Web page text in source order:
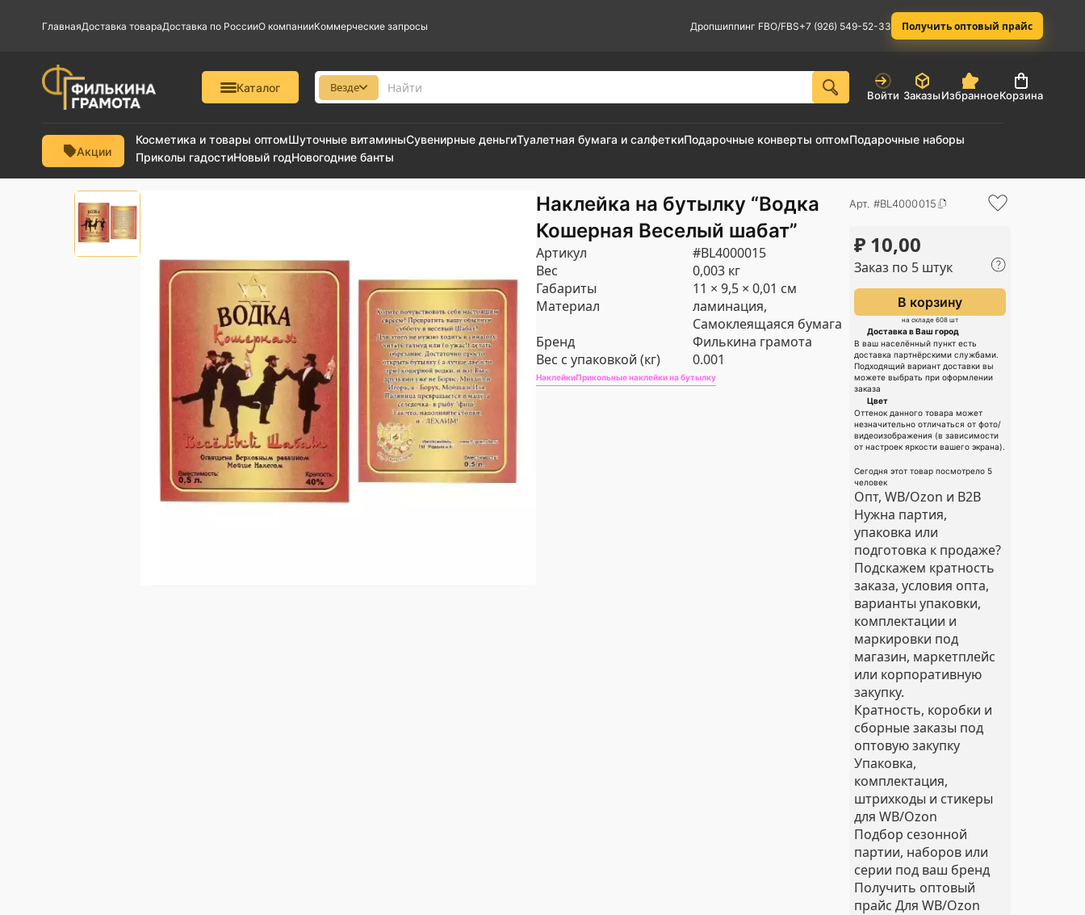
ГлавнаяДоставка товараДоставка по РоссииО компанииКоммерческие запросы Дропшиппинг FBO/FBS+7 (926) 549-52-33 Получить оптовый прайс
Каталог Везде
Войти ЗаказыИзбранноеКорзина
Акции
Косметика и товары оптомШуточные витаминыСувенирные деньгиТуалетная бумага и салфеткиПодарочные конверты оптомПодарочные наборы
Приколы гадостиНовый годНовогодние банты
Наклейка на бутылку “Водка
Кошерная Веселый шабат”
Артикул
#BL4000015
Вес
0,003 кг
Габариты
11 × 9,5 × 0,01 см
Материал
ламинация,
Самоклеящаяся бумага
Бренд
Филькина грамота
Вес с упаковкой (кг)
0.001
НаклейкиПрикольные наклейки на бутылку
Арт. #BL4000015
₽ 10,00
Заказ по 5 штук
В корзину
на складе 608 шт
Доставка в Ваш город
В ваш населённый пункт есть
доставка партнёрскими службами.
Подходящий вариант доставки вы
можете выбрать при оформлении
заказа
Цвет
Оттенок данного товара может
незначительно отличаться от фото/
видеоизображения (в зависимости
от настроек яркости вашего экрана).
Сегодня этот товар посмотрело 5
человек
Опт, WB/Ozon и B2B
Нужна партия,
упаковка или
подготовка к продаже?
Подскажем кратность
заказа, условия опта,
варианты упаковки,
комплектации и
маркировки под
магазин, маркетплейс
или корпоративную
закупку.
Кратность, коробки и
сборные заказы под
оптовую закупку
Упаковка,
комплектация,
штрихкоды и стикеры
для WB/Ozon
Подбор сезонной
партии, наборов или
серии под ваш бренд
Получить оптовый
прайс Для WB/Ozon